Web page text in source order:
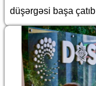
düşərgəsi başa çatıb